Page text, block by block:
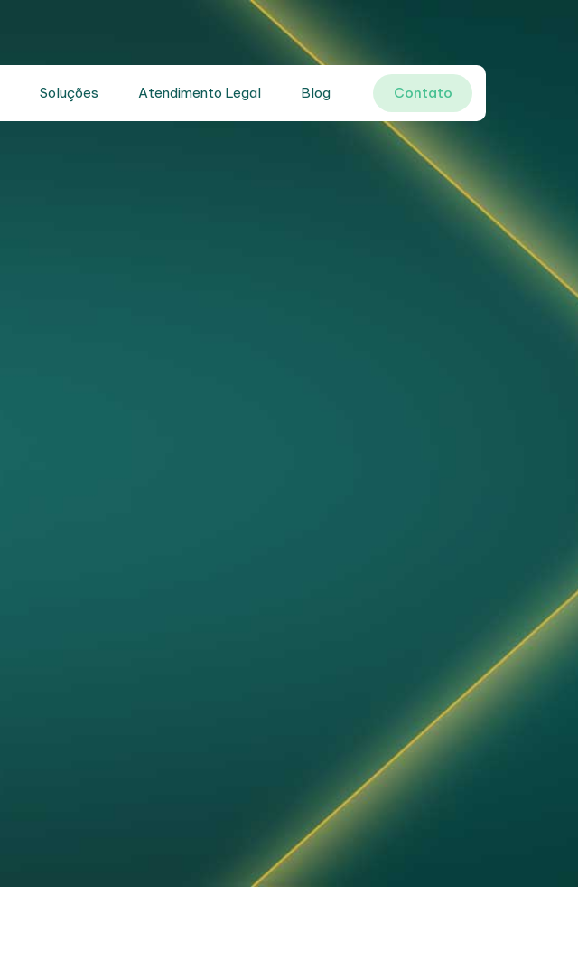
Soluções Atendimento Legal Blog Contato